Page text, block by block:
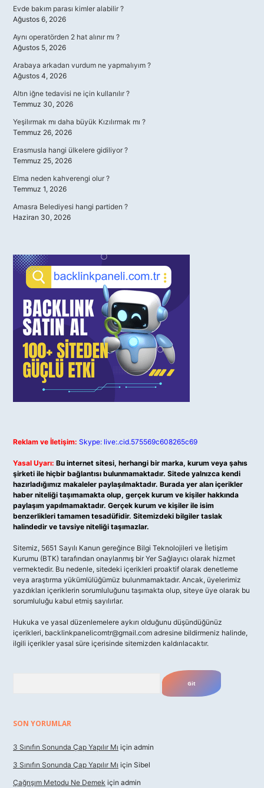
Evde bakım parası kimler alabilir ?
Ağustos 6, 2026
Aynı operatörden 2 hat alınır mı ?
Ağustos 5, 2026
Arabaya arkadan vurdum ne yapmalıyım ?
Ağustos 4, 2026
Altın iğne tedavisi ne için kullanılır ?
Temmuz 30, 2026
Yeşilırmak mı daha büyük Kızılırmak mı ?
Temmuz 26, 2026
Erasmusla hangi ülkelere gidiliyor ?
Temmuz 25, 2026
Elma neden kahverengi olur ?
Temmuz 1, 2026
Amasra Belediyesi hangi partiden ?
Haziran 30, 2026
Reklam ve İletişim: Skype: live:.cid.575569c608265c69
Yasal Uyarı: Bu internet sitesi, herhangi bir marka, kurum veya şahıs
şirketi ile hiçbir bağlantısı bulunmamaktadır. Sitede yalnızca kendi
hazırladığımız makaleler paylaşılmaktadır. Burada yer alan içerikler
haber niteliği taşımamakta olup, gerçek kurum ve kişiler hakkında
paylaşım yapılmamaktadır. Gerçek kurum ve kişiler ile isim
benzerlikleri tamamen tesadüfidir. Sitemizdeki bilgiler taslak
halindedir ve tavsiye niteliği taşımazlar.
Sitemiz, 5651 Sayılı Kanun gereğince Bilgi Teknolojileri ve İletişim
Kurumu (BTK) tarafından onaylanmış bir Yer Sağlayıcı olarak hizmet
vermektedir. Bu nedenle, sitedeki içerikleri proaktif olarak denetleme
veya araştırma yükümlülüğümüz bulunmamaktadır. Ancak, üyelerimiz
yazdıkları içeriklerin sorumluluğunu taşımakta olup, siteye üye olarak bu
sorumluluğu kabul etmiş sayılırlar.
Hukuka ve yasal düzenlemelere aykırı olduğunu düşündüğünüz
içerikleri, backlinkpanelicomtr@gmail.com adresine bildirmeniz halinde,
ilgili içerikler yasal süre içerisinde sitemizden kaldırılacaktır.
SON YORUMLAR
3 Sınıfın Sonunda Çap Yapılır Mı için admin
3 Sınıfın Sonunda Çap Yapılır Mı için Sibel
Çağrışım Metodu Ne Demek için admin